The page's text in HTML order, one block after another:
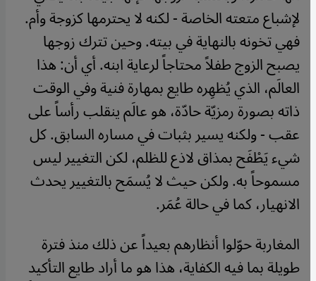
لإشباع متعته الخاصة - لكنه لا يحترمها كزوجة وأم.
فهي تخونه بالنهاية في بيته. وحين تترك زوجها
يصبح الزوج طفلاً محتاجاً لرعاية ابنه. أي أن: هذا
العالَم، الذي يُظهِره طايع بمهارة فنية وفي الوقت
ذاته بصورة رمزيّة حادّة، هو عالَم ينقلب رأساً على
عقب - ولكنه يسير بثبات في مساره السابق. كل
شيء يَطْفَح بمذاق لاذع للظلم، لكن التغيير ليس
مسموحاً به. ولكن حيث لا يُسمَح بالتغيير يحدث
الانهيار، كما في حالة عُمَر.
المغاربة حوّلوا أنظارهم بعيداً عن ذلك منذ فترة
طويلة بما فيه الكفاية، هذا هو ما أراد طايع التأكيد